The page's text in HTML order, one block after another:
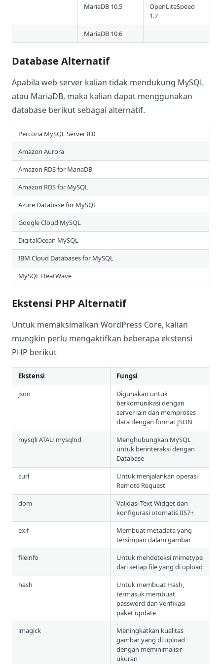
MariaDB 10.5
OpenLiteSpeed
1.7
MariaDB 10.6
Database Alternatif
Apabila web server kalian tidak mendukung MySQL
atau MariaDB, maka kalian dapat menggunakan
database berikut sebagai alternatif.
Percona MySQL Server 8.0
Amazon Aurora
Amazon RDS for MariaDB
Amazon RDS for MySQL
Azure Database for MySQL
Google Cloud MySQL
DigitalOcean MySQL
IBM Cloud Databases for MySQL
MySQL HeatWave
Ekstensi PHP Alternatif
Untuk memaksimalkan WordPress Core, kalian
mungkin perlu mengaktifkan beberapa ekstensi
PHP berikut
Ekstensi
Fungsi
json
Digunakan untuk
berkomunikasi dengan
server lain dan memproses
data dengan format JSON
mysqli ATAU mysqlnd
Menghubungkan MySQL
untuk berinteraksi dengan
Database
curl
Untuk menjalankan operasi
Remote Request
dom
Validasi Text Widget dan
konfigurasi otomatis IIS7+
exif
Membuat metadata yang
tersimpan dalam gambar
fileinfo
Untuk mendeteksi mimetype
dari setiap file yang di upload
hash
Untuk membuat Hash,
termasuk membuat
password dan verifikasi
paket update
imagick
Meningkatkan kualitas
gambar yang di upload
dengan meminimalisir
ukuran